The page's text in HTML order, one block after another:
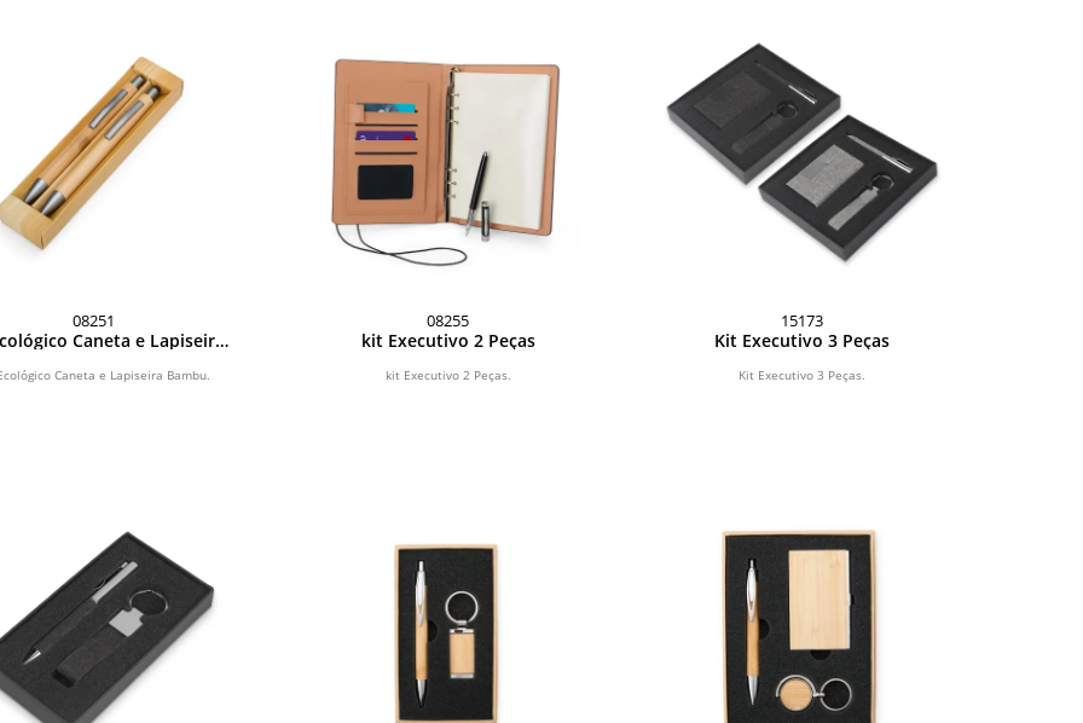
08251
Caneta e Lapiseira
Caneta e Lapiseira Bambu.
08255
kit Executivo 2 Peças
kit Executivo 2 Peças.
15173
Kit Executivo 3 Peças
Kit Executivo 3 Peças.